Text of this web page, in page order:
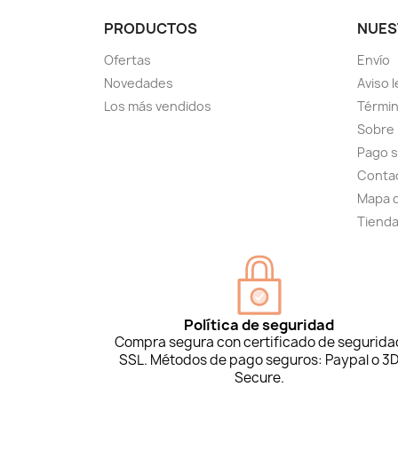
PRODUCTOS
Ofertas
Novedades
Los más vendidos
Envío
Aviso
Pago
Mapa
Política de seguridad
Compra segura con certificado de
SSL. Métodos de pago seguros: Paypal o
Secure.